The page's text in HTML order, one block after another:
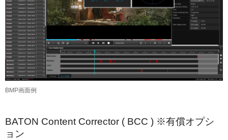
BMP画面例
BATON Content Corrector ( BCC ) ※有償オプシ
ョン